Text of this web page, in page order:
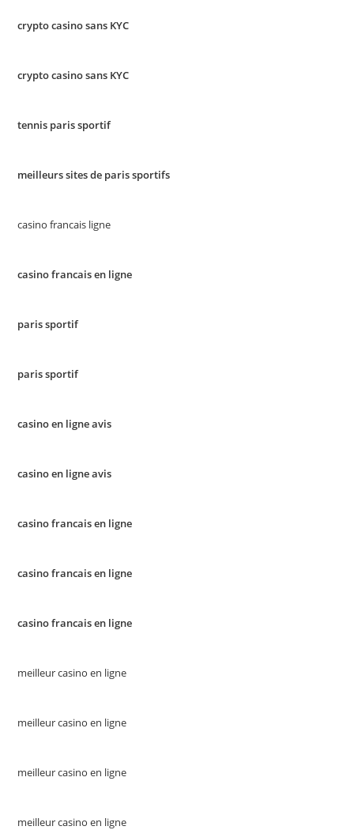
crypto casino sans KYC
crypto casino sans KYC
tennis paris sportif
meilleurs sites de paris sportifs
casino francais ligne
casino francais en ligne
paris sportif
paris sportif
casino en ligne avis
casino en ligne avis
casino francais en ligne
casino francais en ligne
casino francais en ligne
meilleur casino en ligne
meilleur casino en ligne
meilleur casino en ligne
meilleur casino en ligne